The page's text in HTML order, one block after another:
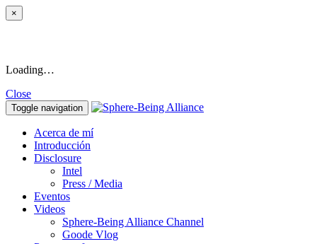
×
Loading…
Close
Toggle navigation
Acerca de mí
Introducción
Disclosure
Intel
Press / Media
Eventos
Videos
Sphere-Being Alliance Channel
Goode Vlog